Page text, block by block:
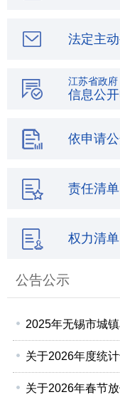
法定主
江苏省政府
信息公
依申请
责任清单
权力清单
公告公示
2025年无锡市城
关于2026年度统
关于2026年春节